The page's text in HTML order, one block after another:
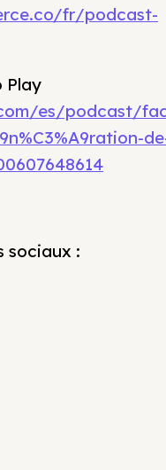
fr/podcast-
Play
es/podcast/
sociaux :